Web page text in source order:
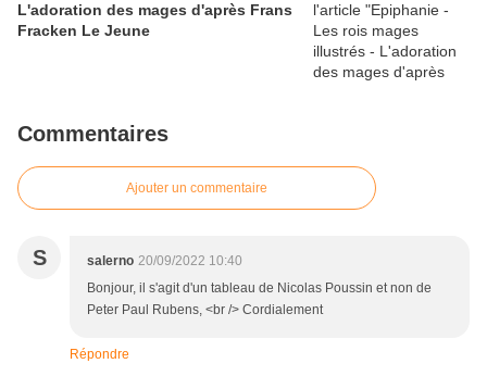
L'adoration des mages d'après Frans
Fracken Le Jeune
Commentaires
Ajouter un commentaire
S salerno 20/09/2022 10:40
Bonjour, il s'agit d'un tableau de Nicolas Poussin et non de
Peter Paul Rubens, <br /> Cordialement
Répondre